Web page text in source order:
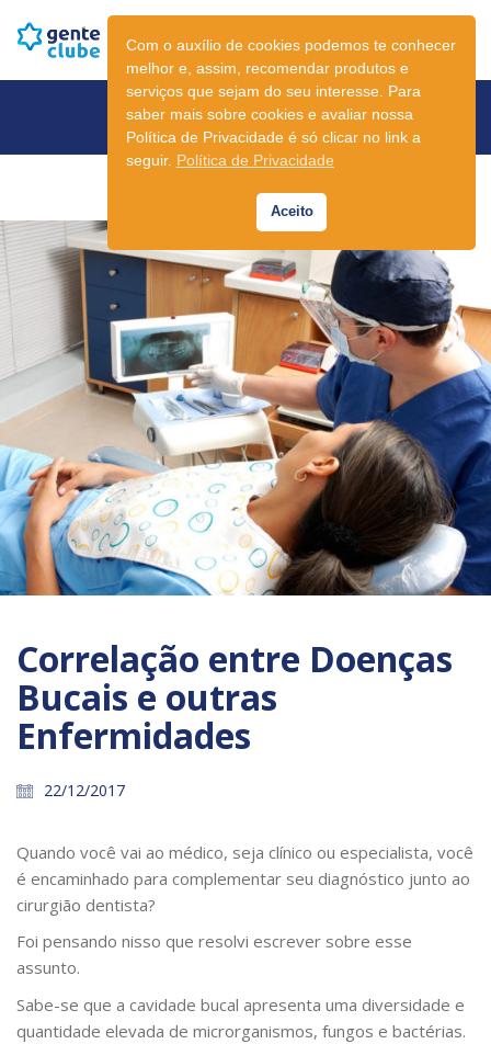
Newsletter
Correlação entre Doenças
Bucais e outras
Enfermidades
22/12/2017
Quando você vai ao médico, seja clínico ou especialista, você
é encaminhado para complementar seu diagnóstico junto ao
cirurgião dentista?
Foi pensando nisso que resolvi escrever sobre esse
assunto.
Sabe-se que a cavidade bucal apresenta uma diversidade e
quantidade elevada de microrganismos, fungos e bactérias.
Com o auxílio de cookies podemos te conhecer
melhor e, assim, recomendar produtos e
serviços que sejam do seu interesse. Para
saber mais sobre cookies e avaliar nossa
Política de Privacidade é só clicar no link a
seguir. Política de Privacidade
Aceito